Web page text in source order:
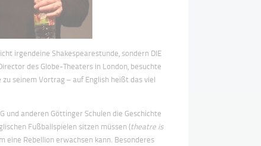
irgendeine Shakespearestunde, sondern DIE
des Globe-Theaters in London, besuchte
seinem Vortrag – auf English heißt das viel
und anderen Göttinger Schulen die Geschichte
Fußballspielen sitzen müssen (theatre is
eine Rebellion erwachsen kann. Besonderes